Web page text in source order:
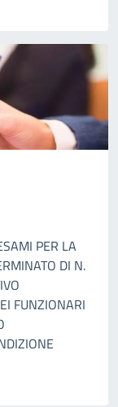
PER LA
DI N.
FUNZIONARI